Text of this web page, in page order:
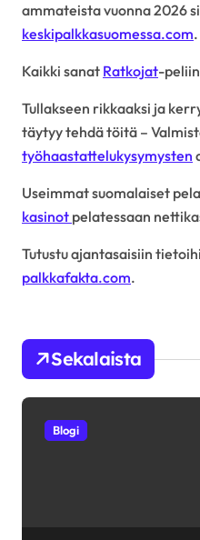
ammateista vuonna 2026
keskipalkkasuomessa.com.
Kaikki sanat Ratkojat-
Tullakseen rikkaaksi ja
täytyy tehdä töitä –
työhaastattelukysymysten
Useimmat suomalaiset
kasinot pelatessaan
Tutustu ajantasaisiin
palkkafakta.com.
Sekalaista
Blogi